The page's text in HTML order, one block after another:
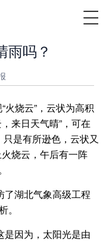
雨吗？
烧云”，云状为高积
来日天气晴”，可在
只是有所逊色，云状又
烧云，午后有一阵
湖北气象高级工程
因为，太阳光是由